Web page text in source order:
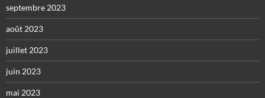
septembre 2023
août 2023
juillet 2023
juin 2023
mai 2023